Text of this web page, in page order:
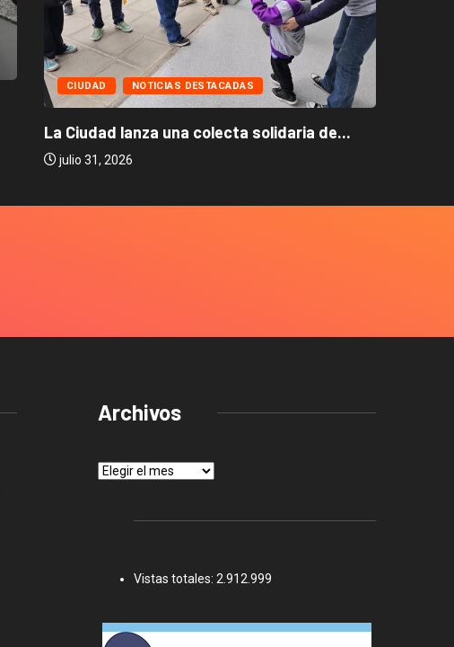
CIUDAD NOTICIAS DESTACADAS
La Ciudad lanza una colecta solidaria de...
julio 31, 2026
Archivos
Archivos
Vistas totales: 2.912.999